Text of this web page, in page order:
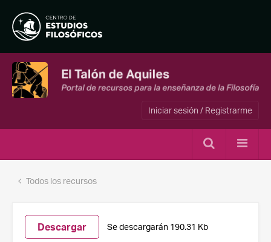
Iniciar sesión / Registrarme
Todos los recursos
Descargar Se descargarán 190.31 Kb